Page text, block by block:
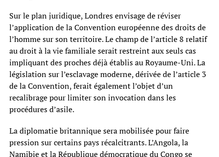
Sur le plan juridique, Londres envisage de réviser
l’application de la Convention européenne des droits de
l’homme sur son territoire. Le champ de l’article 8 relatif
au droit à la vie familiale serait restreint aux seuls cas
impliquant des proches déjà établis au Royaume-Uni. La
législation sur l’esclavage moderne, dérivée de l’article 3
de la Convention, ferait également l’objet d’un
recalibrage pour limiter son invocation dans les
procédures d’asile.
La diplomatie britannique sera mobilisée pour faire
pression sur certains pays récalcitrants. L’Angola, la
Namibie et la République démocratique du Congo se